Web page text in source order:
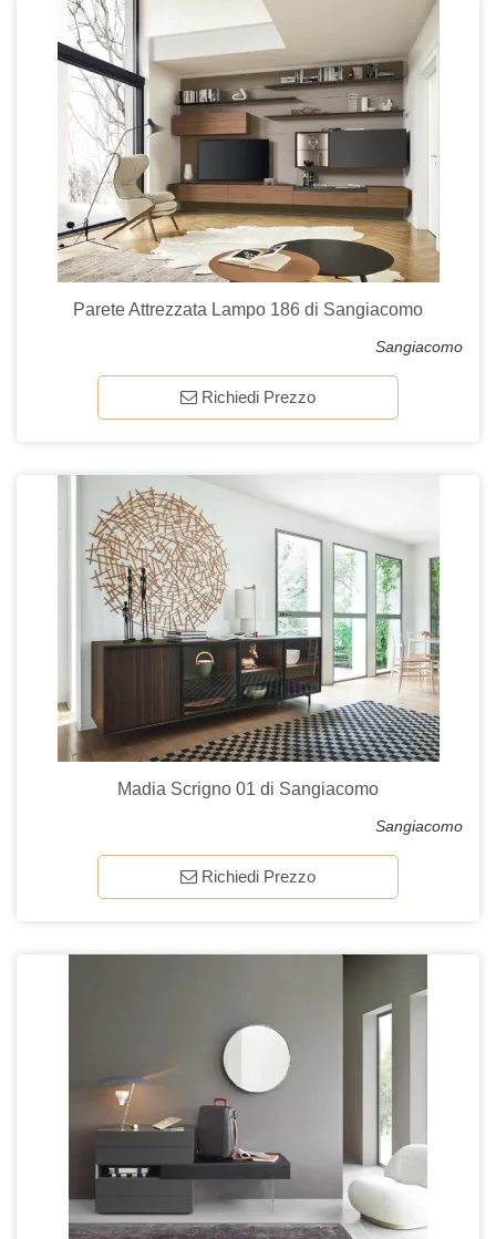
Parete Attrezzata Lampo 186 di Sangiacomo
Sangiacomo
Richiedi Prezzo
Madia Scrigno 01 di Sangiacomo
Sangiacomo
Richiedi Prezzo